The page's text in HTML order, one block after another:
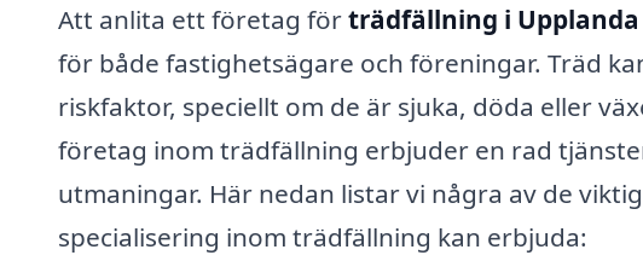
Att anlita ett företag förträdfällning i Upplanda
för både fastighetsägare och föreningar. Träd
riskfaktor, speciellt om de är sjuka, döda eller
företag inom trädfällning erbjuder en rad
utmaningar. Här nedan listar vi några av de
specialisering inom trädfällning kan erbjuda: